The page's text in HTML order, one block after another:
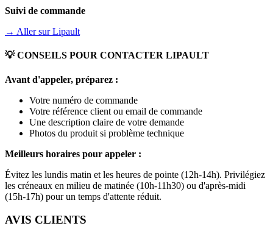
Suivi de commande
→ Aller surLipault
💡 CONSEILS POUR CONTACTER LIPAULT
Avant d'appeler, préparez :
Votre numéro de commande
Votre référence client ou email de commande
Une description claire de votre demande
Photos du produit si problème technique
Meilleurs horaires pour appeler :
Évitez les lundis matin et les heures de pointe (12h-14h). Privilégiez
les créneaux en milieu de matinée (10h-11h30) ou d'après-midi
(15h-17h) pour un temps d'attente réduit.
AVIS CLIENTS